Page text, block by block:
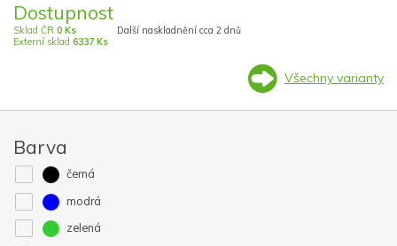
Dostupnost
Sklad ČR 0 Ks
Externí sklad 6337 Ks
Další naskladnění cca 2 dnů
Všechny varianty
Barva
černá
modrá
zelená